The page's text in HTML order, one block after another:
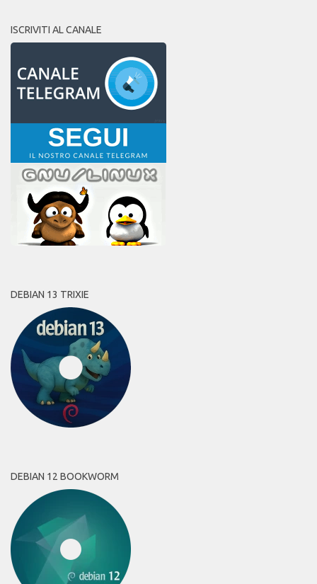
ISCRIVITI AL CANALE
DEBIAN 13 TRIXIE
DEBIAN 12 BOOKWORM